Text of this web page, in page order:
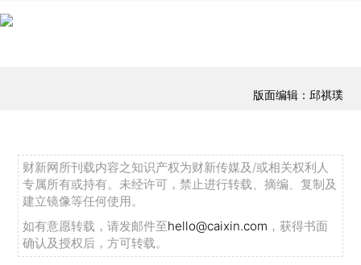
版面编辑：邱祺璞
财新网所刊载内容之知识产权为财新传媒及/或相关权利人
专属所有或持有。未经许可，禁止进行转载、摘编、复制及
建立镜像等任何使用。
如有意愿转载，请发邮件至hello@caixin.com ，获得书面
确认及授权后，方可转载。